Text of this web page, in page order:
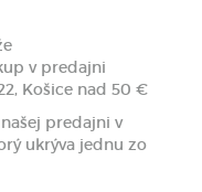
v predajni
Košice nad 50 €
predajni v
ukrýva jednu zo